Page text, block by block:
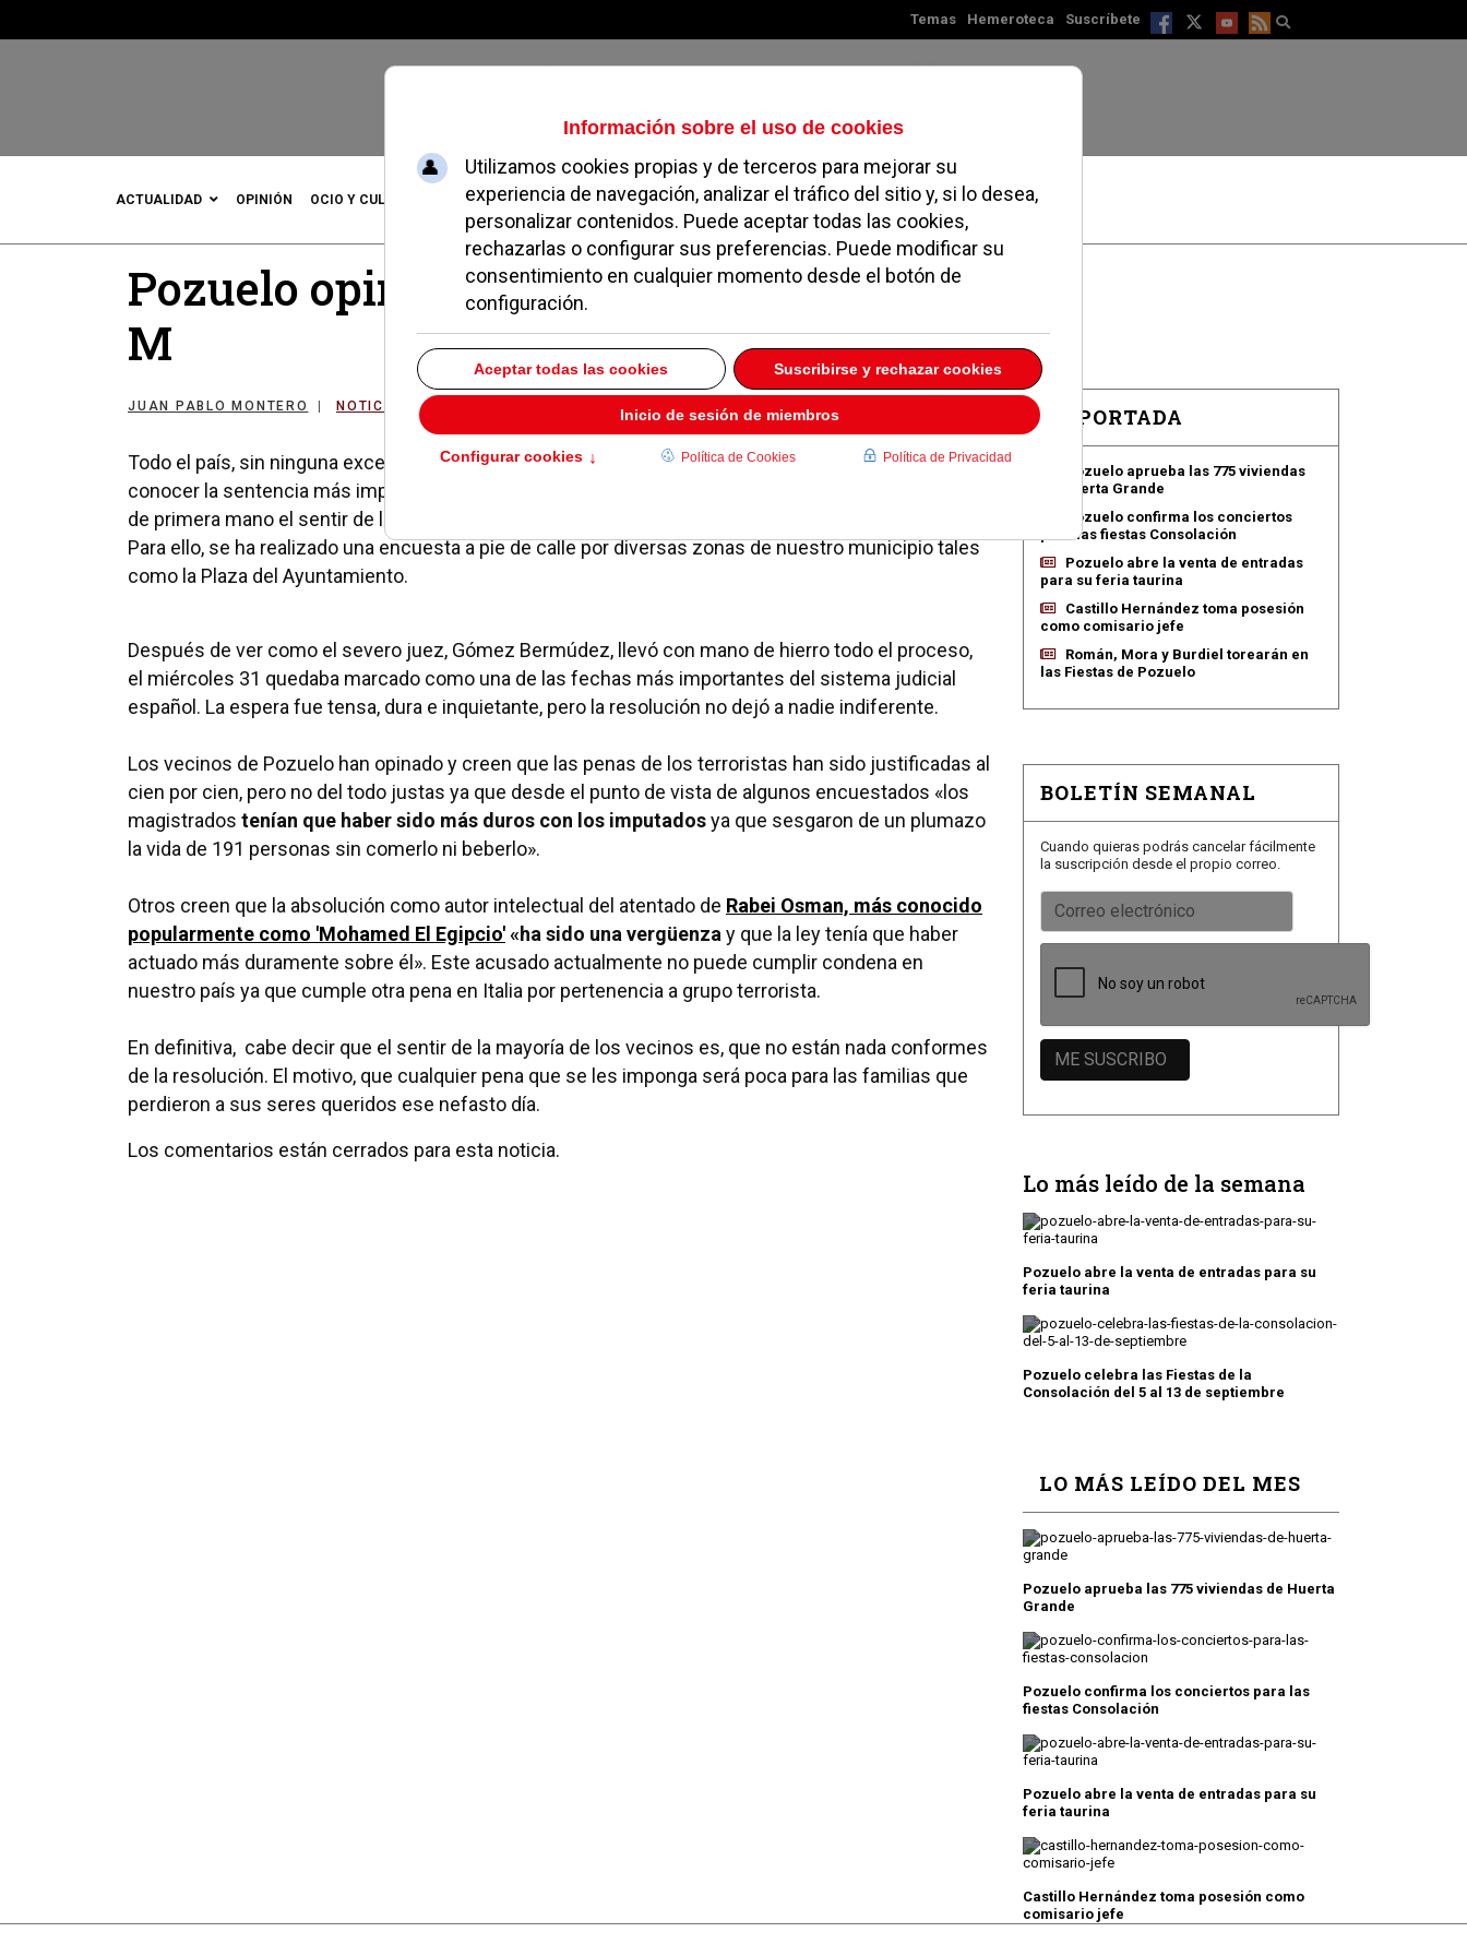
Temas Hemeroteca Suscríbete
Jueves, 06 de agosto de 2026
ACTUALIDAD OPINIÓN OCIO Y CULTURA DEPORTES MADRID NOROESTE SOCIEDAD MAGAZINE SERVICIOS
Pozuelo opina sobre la sentencia del 11-
M
JUAN PABLO MONTERO NOTICIAS DE POZUELO 06 NOVIEMBRE 2007
Todo el país, sin ninguna excepción, estaba el pasado miércoles 31 de octubre a la espera de
conocer la sentencia más importante de toda nuestra historia. Diario de Pozuelo ha querido conocer
de primera mano el sentir de los vecinos de nuestra localidad y las reacciones han sido unánimes.
Para ello, se ha realizado una encuesta a pie de calle por diversas zonas de nuestro municipio tales
como la Plaza del Ayuntamiento.
Después de ver como el severo juez, Gómez Bermúdez, llevó con mano de hierro todo el proceso,
el miércoles 31 quedaba marcado como una de las fechas más importantes del sistema judicial
español. La espera fue tensa, dura e inquietante, pero la resolución no dejó a nadie indiferente.
Los vecinos de Pozuelo han opinado y creen que las penas de los terroristas han sido justificadas al
cien por cien, pero no del todo justas ya que desde el punto de vista de algunos encuestados «los
magistrados tenían que haber sido más duros con los imputadosya que sesgaron de un plumazo
la vida de 191 personas sin comerlo ni beberlo».
Otros creen que la absolución como autor intelectual del atentado de Rabei Osman, más conocido
popularmente como 'Mohamed El Egipcio'«ha sido una vergüenza y que la ley tenía que haber
actuado más duramente sobre él». Este acusado actualmente no puede cumplir condena en
nuestro país ya que cumple otra pena en Italia por pertenencia a grupo terrorista.
En definitiva, cabe decir que el sentir de la mayoría de los vecinos es, que no están nada conformes
de la resolución. El motivo, que cualquier pena que se les imponga será poca para las familias que
perdieron a sus seres queridos ese nefasto día.
Los comentarios están cerrados para esta noticia.
EN PORTADA
Pozuelo aprueba las 775 viviendas
de Huerta Grande
Pozuelo confirma los conciertos
para las fiestas Consolación
Pozuelo abre la venta de entradas
para su feria taurina
Castillo Hernández toma posesión
como comisario jefe
Román, Mora y Burdiel torearán en
las Fiestas de Pozuelo
BOLETÍN SEMANAL
Cuando quieras podrás cancelar fácilmente
la suscripción desde el propio correo.
Lo más leído de la semana
Pozuelo abre la venta de entradas para su
feria taurina
Pozuelo celebra las Fiestas de la
Consolación del 5 al 13 de septiembre
LO MÁS LEÍDO DEL MES
Pozuelo aprueba las 775 viviendas de Huerta
Grande
Pozuelo confirma los conciertos para las
fiestas Consolación
Pozuelo abre la venta de entradas para su
feria taurina
Castillo Hernández toma posesión como
comisario jefe